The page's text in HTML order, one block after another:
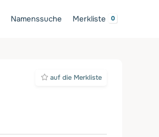
Namenssuche Merkliste
auf die Merkliste